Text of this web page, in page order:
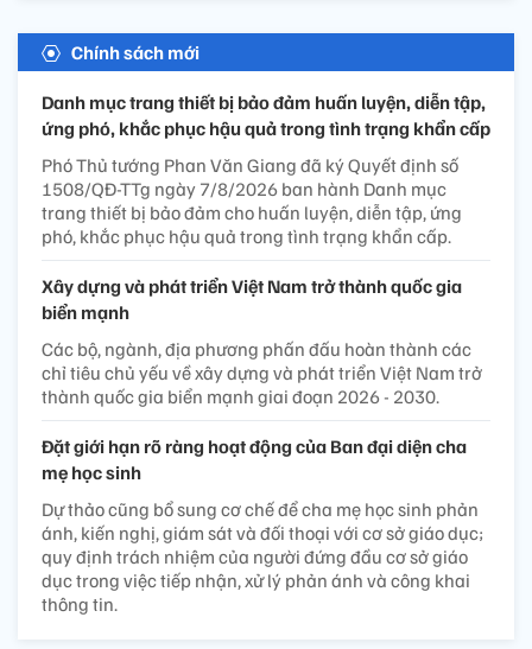
Chính sách mới
Danh mục trang thiết bị bảo đảm huấn luyện, diễn tập,
ứng phó, khắc phục hậu quả trong tình trạng khẩn cấp
Phó Thủ tướng Phan Văn Giang đã ký Quyết định số
1508/QĐ-TTg ngày 7/8/2026 ban hành Danh mục
trang thiết bị bảo đảm cho huấn luyện, diễn tập, ứng
phó, khắc phục hậu quả trong tình trạng khẩn cấp.
Xây dựng và phát triển Việt Nam trở thành quốc gia
biển mạnh
Các bộ, ngành, địa phương phấn đấu hoàn thành các
chỉ tiêu chủ yếu về xây dựng và phát triển Việt Nam trở
thành quốc gia biển mạnh giai đoạn 2026 - 2030.
Đặt giới hạn rõ ràng hoạt động của Ban đại diện cha
mẹ học sinh
Dự thảo cũng bổ sung cơ chế để cha mẹ học sinh phản
ánh, kiến nghị, giám sát và đối thoại với cơ sở giáo dục;
quy định trách nhiệm của người đứng đầu cơ sở giáo
dục trong việc tiếp nhận, xử lý phản ánh và công khai
thông tin.